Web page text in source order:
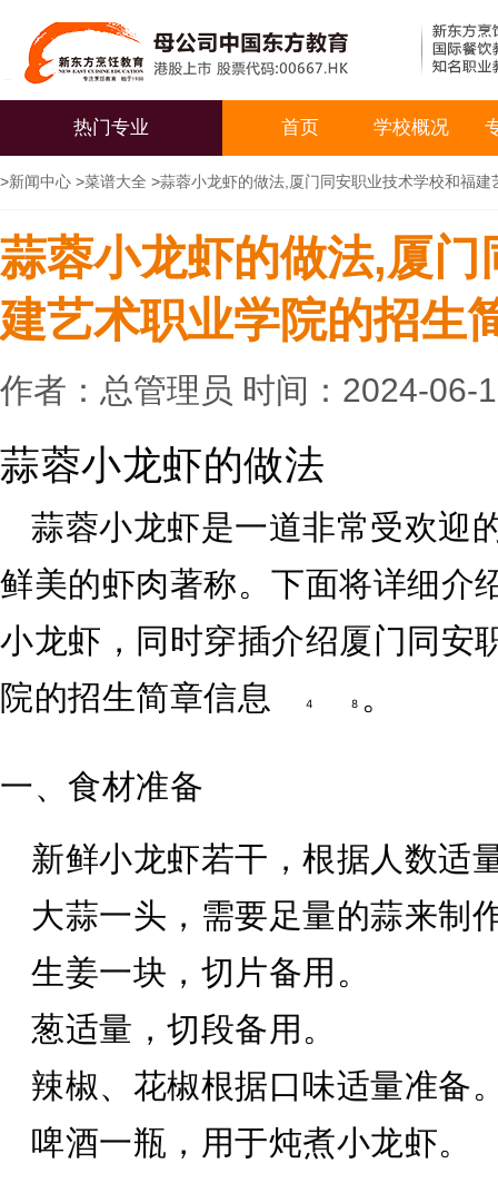
热门专业 首页 学校概况
>新闻中心 >菜谱大全 >蒜蓉小龙虾的做法,厦门同安职业技术学校和福
蒜蓉小龙虾的做法,厦
建艺术职业学院的招生
作者：总管理员 时间：2024-06-
蒜蓉小龙虾的做法
蒜蓉小龙虾是一道非常受欢迎
鲜美的虾肉著称。下面将详细介
小龙虾，同时穿插介绍厦门同安
院的招生简章信息
4 8 。
一、食材准备
新鲜小龙虾若干，根据人数适
大蒜一头，需要足量的蒜来制
生姜一块，切片备用。
葱适量，切段备用。
辣椒、花椒根据口味适量准备
啤酒一瓶，用于炖煮小龙虾。